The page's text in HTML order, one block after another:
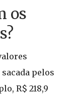
os
pelos
R$ 218,9